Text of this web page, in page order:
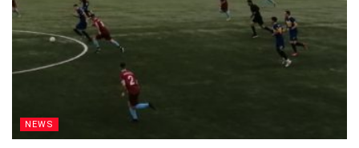
NEWS